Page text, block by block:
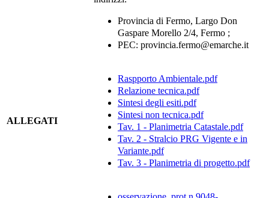
Provincia di Fermo, Largo Don
Gaspare Morello 2/4, Fermo ;
PEC: provincia.fermo@emarche.it
ALLEGATI
Raspporto Ambientale.pdf
Relazione tecnica.pdf
Sintesi degli esiti.pdf
Sintesi non tecnica.pdf
Tav. 1 - Planimetria Catastale.pdf
Tav. 2 - Stralcio PRG Vigente e in
Variante.pdf
Tav. 3 - Planimetria di progetto.pdf